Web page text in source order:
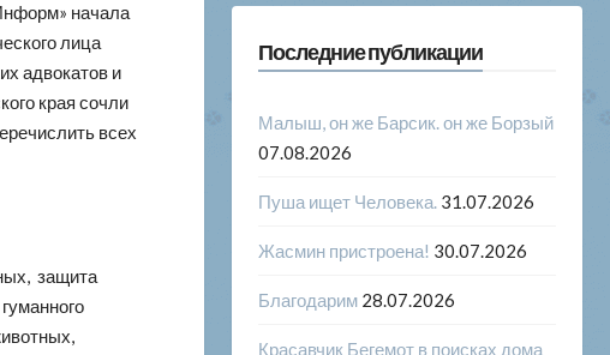
начала
лица
адвокатов и
края сочли
всех
защита
Последние публикации
Малыш, он же Барсик. он же Борзый
07.08.2026
Пуша ищет Человека. 31.07.2026
Жасмин пристроена! 30.07.2026
Благодарим 28.07.2026
Красавчик Бегемот в поисках дома